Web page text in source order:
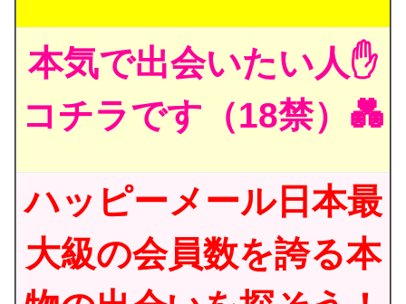
本気で出会いたい人✋
コチラです（18禁）💑
ハッピーメール日本最
大級の会員数を誇る本